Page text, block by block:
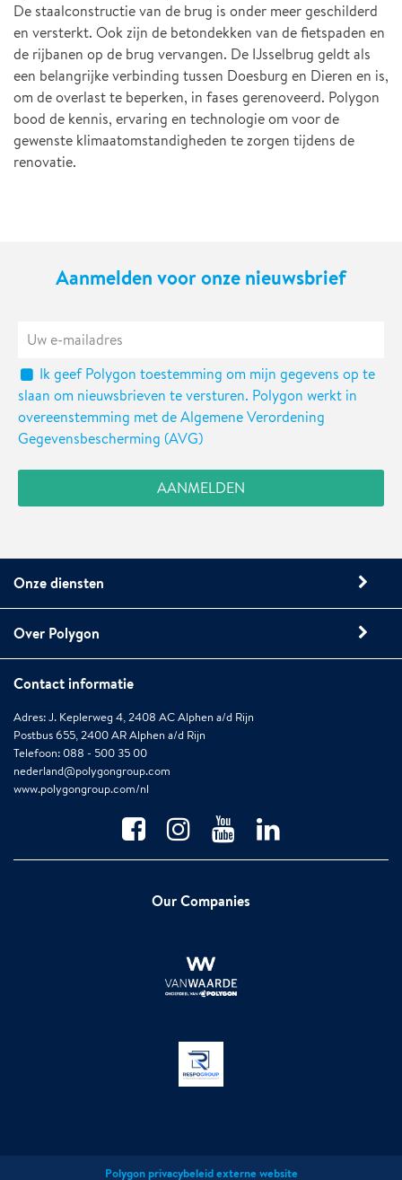
De staalconstructie van de brug is onder meer geschilderd
en versterkt. Ook zijn de betondekken van de fietspaden en
de rijbanen op de brug vervangen. De IJsselbrug geldt als
een belangrijke verbinding tussen Doesburg en Dieren en is,
om de overlast te beperken, in fases gerenoveerd. Polygon
bood de kennis, ervaring en technologie om voor de
gewenste klimaatomstandigheden te zorgen tijdens de
renovatie.
Aanmelden voor onze nieuwsbrief
Ik geef Polygon toestemming om mijn gegevens op te
slaan om nieuwsbrieven te versturen. Polygon werkt in
overeenstemming met de Algemene Verordening
Gegevensbescherming (AVG)
Onze diensten
Over Polygon
Contact informatie
Adres: J. Keplerweg 4, 2408 AC Alphen a/d Rijn
Postbus 655, 2400 AR Alphen a/d Rijn
Telefoon: 088 - 500 35 00
nederland@polygongroup.com
www.polygongroup.com/nl
Our Companies
Polygon privacybeleid externe website